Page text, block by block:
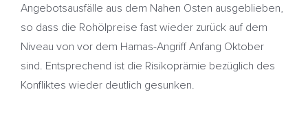
Angebotsausfälle aus dem Nahen Osten ausgeblieben,
so dass die Rohölpreise fast wieder zurück auf dem
Niveau von vor dem Hamas-Angriff Anfang Oktober
sind. Entsprechend ist die Risikoprämie bezüglich des
Konfliktes wieder deutlich gesunken.